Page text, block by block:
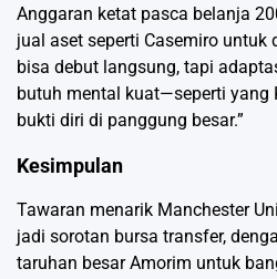
Anggaran ketat pasca belanja
jual aset seperti Casemiro untuk
bisa debut langsung, tapi
butuh mental kuat—seperti yang
bukti diri di panggung besar.”
Kesimpulan
Tawaran menarik Manchester
jadi sorotan bursa transfer,
taruhan besar Amorim untuk